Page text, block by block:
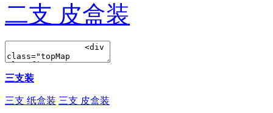
二支 皮盒装
三支装
三支 纸盒装 三支 皮盒装